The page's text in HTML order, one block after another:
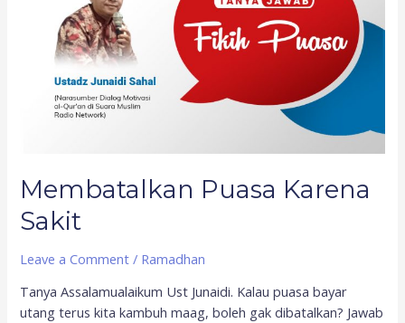
Membatalkan Puasa Karena
Sakit
Leave a Comment / Ramadhan
Tanya Assalamualaikum Ust Junaidi. Kalau puasa bayar
utang terus kita kambuh maag, boleh gak dibatalkan? Jawab